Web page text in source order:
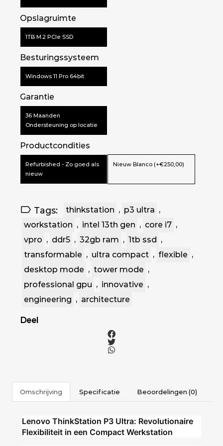
Opslagruimte
1TB M.2 PCIe SSD
Besturingssysteem
Windows 11 Pro 64bit
Garantie
36 Maanden
Ondersteuning op locatie
Productcondities
Refurbished - Zo goed als
nieuw
Nieuw Blanco (+€250,00)
Tags: thinkstation , p3 ultra ,
workstation , intel 13th gen , core i7 ,
vpro , ddr5 , 32gb ram , 1tb ssd ,
transformable , ultra compact , flexible ,
desktop mode , tower mode ,
professional gpu , innovative ,
engineering , architecture
Deel
Omschrijving Specificatie Beoordelingen (0)
Lenovo ThinkStation P3 Ultra: Revolutionaire
Flexibiliteit in een Compact Werkstation